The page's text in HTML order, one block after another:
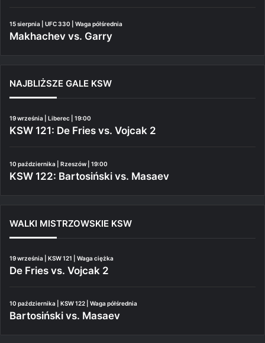
15 sierpnia | UFC 330 | Waga półśrednia
Makhachev vs. Garry
NAJBLIŻSZE GALE KSW
19 września | Liberec | 19:00
KSW 121: De Fries vs. Vojcak 2
10 października | Rzeszów | 19:00
KSW 122: Bartosiński vs. Masaev
WALKI MISTRZOWSKIE KSW
19 września | KSW 121 | Waga ciężka
De Fries vs. Vojcak 2
10 października | KSW 122 | Waga półśrednia
Bartosiński vs. Masaev